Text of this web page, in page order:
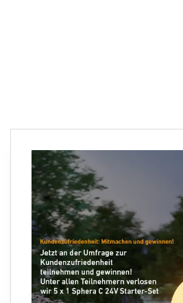
Ihre E-Mail Adresse
Folgen Sie uns
XLED CAM2 SC